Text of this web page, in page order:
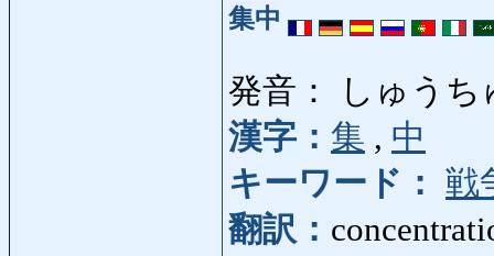
集中
発音： しゅうち
漢字： 集 , 中
キーワード： 戦
翻訳：